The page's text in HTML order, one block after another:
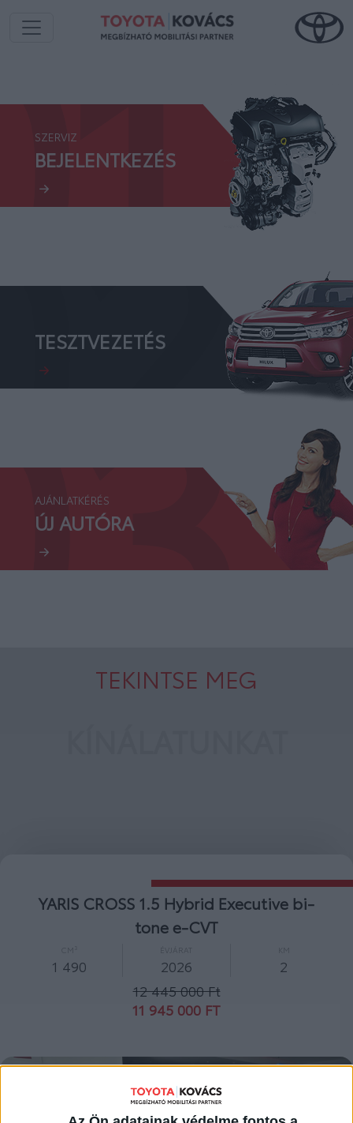
SZERVIZ
BEJELENTKEZÉS
TESZTVEZETÉS
AJÁNLATKÉRÉS
ÚJ AUTÓRA
TEKINTSE MEG
YARIS CROSS 1.5 Hybrid Comfort e-CVT
10 600 000 Ft
10 000 000 FT
MEGNÉZEM